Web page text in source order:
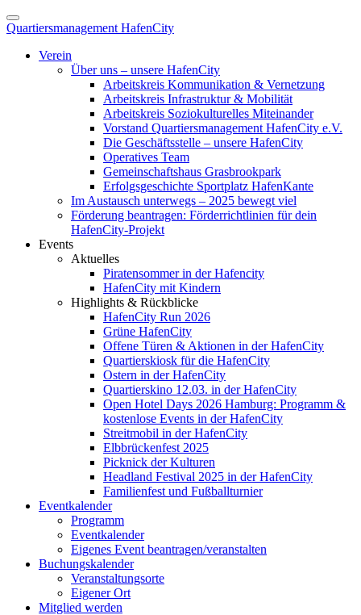
Quartiersmanagement HafenCity
Verein
Über uns – unsere HafenCity
Arbeitskreis Kommunikation & Vernetzung
Arbeitskreis Infrastruktur & Mobilität
Arbeitskreis Soziokulturelles Miteinander
Vorstand Quartiersmanagement HafenCity e.V.
Die Geschäftsstelle – unsere HafenCity
Operatives Team
Gemeinschaftshaus Grasbrookpark
Erfolgsgeschichte Sportplatz HafenKante
Im Austausch unterwegs – 2025 bewegt viel
Förderung beantragen: Förderrichtlinien für dein
HafenCity-Projekt
Events
Aktuelles
Piratensommer in der Hafencity
HafenCity mit Kindern
Highlights & Rückblicke
HafenCity Run 2026
Grüne HafenCity
Offene Türen & Aktionen in der HafenCity
Quartierskiosk für die HafenCity
Ostern in der HafenCity
Quartierskino 12.03. in der HafenCity
Open Hotel Days 2026 Hamburg: Programm &
kostenlose Events in der HafenCity
Streitmobil in der HafenCity
Elbbrückenfest 2025
Picknick der Kulturen
Headland Festival 2025 in der HafenCity
Familienfest und Fußballturnier
Eventkalender
Programm
Eventkalender
Eigenes Event beantragen/veranstalten
Buchungskalender
Veranstaltungsorte
Eigener Ort
Mitglied werden